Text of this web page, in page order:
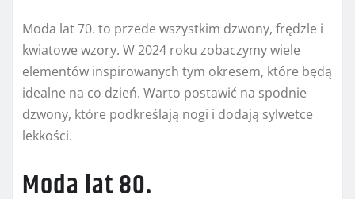
Moda lat 70. to przede wszystkim dzwony, frędzle i
kwiatowe wzory. W 2024 roku zobaczymy wiele
elementów inspirowanych tym okresem, które będą
idealne na co dzień. Warto postawić na spodnie
dzwony, które podkreślają nogi i dodają sylwetce
lekkości.
Moda lat 80.